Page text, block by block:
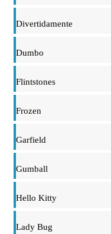
Divertidamente
Dumbo
Flintstones
Frozen
Garfield
Gumball
Hello Kitty
Lady Bug